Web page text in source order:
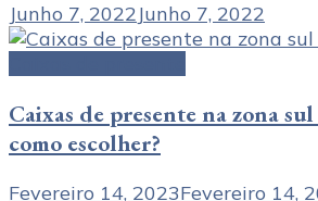
Junho 7, 2022Junho 7, 2022
Caixas de presente na zona sul
como escolher?
Fevereiro 14, 2023Fevereiro 14,